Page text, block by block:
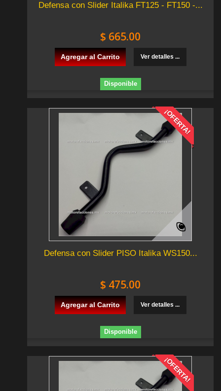
Defensa con Slider Italika FT125 - FT150 -...
$ 665.00
Agregar al Carrito Ver detalles ...
Disponible
¡OFERTA!
Defensa con Slider PISO Italika WS150...
$ 475.00
Agregar al Carrito Ver detalles ...
Disponible
¡OFERTA!